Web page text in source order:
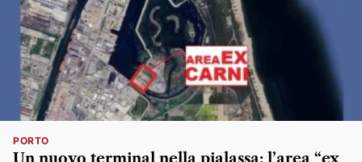
PORTO
Un nuovo terminal nella pialassa: l’area “ex